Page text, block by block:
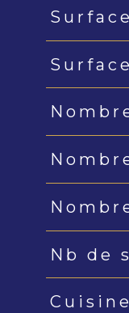
Nb de
Cuisine